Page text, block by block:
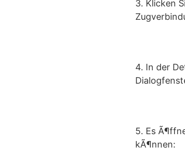
3. Klicken
4. In der
5. Es
kÃ¶nnen: